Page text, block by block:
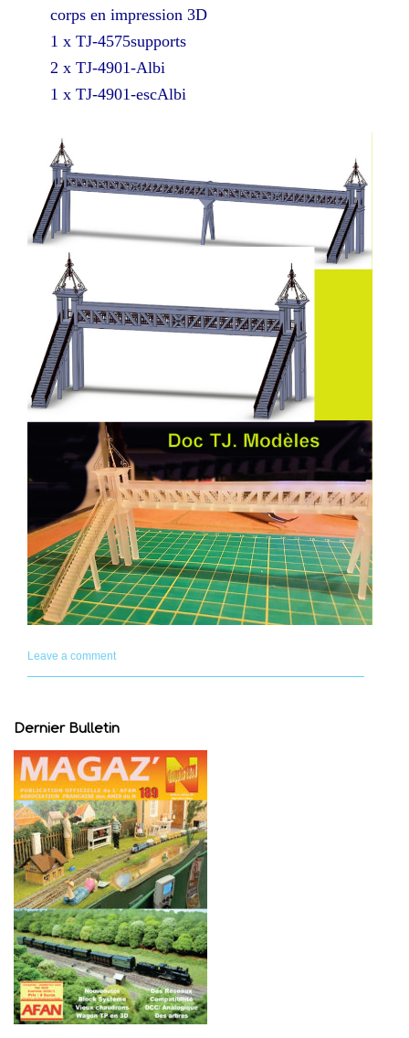
corps en impression 3D
1 x TJ-4575supports
2 x TJ-4901-Albi
1 x TJ-4901-escAlbi
Leave a comment
Dernier Bulletin